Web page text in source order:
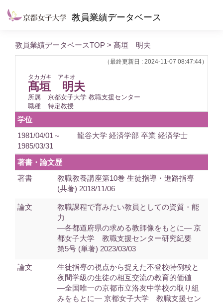
教員業績データベース
教員業績データベースTOP > 髙垣 明夫
（最終更新日 : 2024-11-07 08:47:44）
タカガキ アキオ
髙垣 明夫
所属
京都女子大学 教職支援センター
職種
特定教授
学位
1981/04/01～
1985/03/31
龍谷大学 経済学部 卒業 経済学士
著書・論文歴
著書
教職教養講座第10巻 生徒指導・進路指導
(共著) 2018/11/06
論文
教職課程で育みたい教員としての資質・能
力
―各都道府県の求める教師像をもとに― 京
都女子大学 教職支援センター研究紀要
第5号 (単著) 2023/03/03
論文
生徒指導の視点から捉えた不登校特例校と
夜間学級の生徒の相互交流の教育的価値
―全国唯一の京都市立洛友中学校の取り組
みをもとに― 京都女子大学 教職支援セン